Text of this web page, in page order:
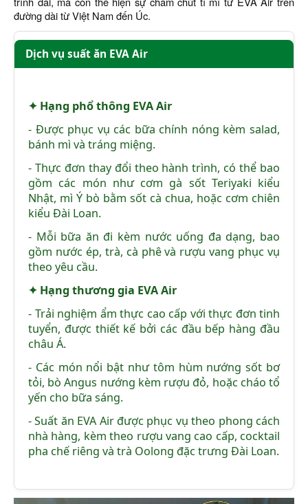
đường dài từ Việt Nam đến Úc.
Dịch vụ suất ăn EVA Air
✦ Hạng phổ thông EVA Air
- Được phục vụ các bữa chính nóng kèm salad,
bánh mì và tráng miệng.
- Thực đơn thay đổi theo hành trình, có thể bao
gồm các món như cơm gà sốt Teriyaki kiểu
Nhật, mì Ý bò bằm sốt cà chua, hoặc cơm chiên
kiểu Đài Loan.
- Mỗi bữa ăn đi kèm nước uống đa dạng, bao
gồm nước ép, trà, cà phê và rượu vang phục vụ
theo yêu cầu.
✦ Hạng thương gia EVA Air
- Trải nghiệm ẩm thực cao cấp với thực đơn tinh
tuyển, được thiết kế bởi các đầu bếp hàng đầu
châu Á.
- Các món nổi bật như tôm hùm nướng sốt bơ
tỏi, bò Angus nướng kèm rượu đỏ, hoặc cháo tổ
yến cho bữa sáng.
- Suất ăn EVA Air được phục vụ theo phong cách
nhà hàng, kèm theo rượu vang cao cấp, cocktail
pha chế riêng và trà Oolong đặc trưng Đài Loan.